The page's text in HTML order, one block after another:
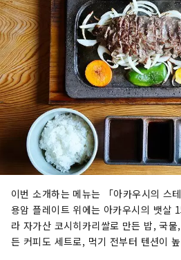
이번 소개하는 메뉴는 「아카우시의 스
용암 플레이트 위에는 아카우시의 뱃살
라 자가산 코시히카리쌀로 만든 밥, 국
든 커피도 세트로, 먹기 전부터 텐션이